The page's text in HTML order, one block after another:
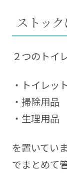
ストッ
２つのトイ
・トイレッ
・掃除用品
・生理用品
を置いてい
でまとめて